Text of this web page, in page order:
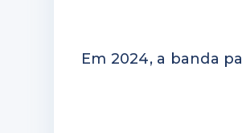
Em 2024, a banda